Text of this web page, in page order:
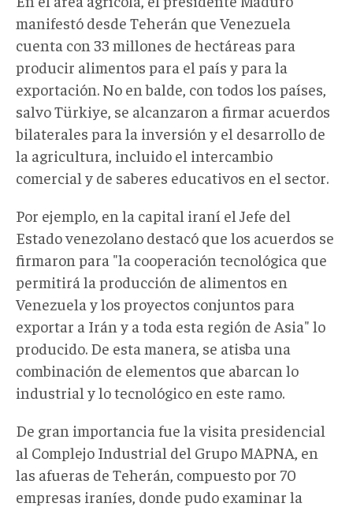
manifestó desde Teherán que Venezuela
cuenta con 33 millones de hectáreas para
producir alimentos para el país y para la
exportación. No en balde, con todos los países,
salvo Türkiye, se alcanzaron a firmar acuerdos
bilaterales para la inversión y el desarrollo de
la agricultura, incluido el intercambio
comercial y de saberes educativos en el sector.
Por ejemplo, en la capital iraní el Jefe del
Estado venezolano destacó que los acuerdos se
firmaron para "la cooperación tecnológica que
permitirá la producción de alimentos en
Venezuela y los proyectos conjuntos para
exportar a Irán y a toda esta región de Asia" lo
producido. De esta manera, se atisba una
combinación de elementos que abarcan lo
industrial y lo tecnológico en este ramo.
De gran importancia fue la visita presidencial
al Complejo Industrial del Grupo MAPNA, en
las afueras de Teherán, compuesto por 70
empresas iraníes, donde pudo examinar la